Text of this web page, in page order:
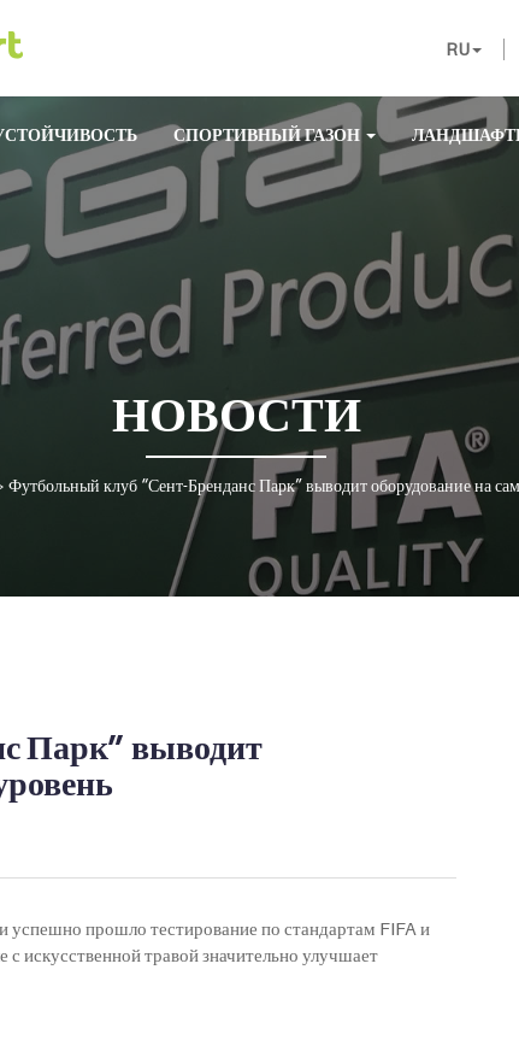
RU
СПОРТИВНЫЙ ГАЗОН
НОВОСТИ
Футбольный клуб “Сент-Бренданс Парк” выводит оборудование на
Парк” выводит
прошло тестирование по стандартам FIFA и
искусственной травой значительно улучшает